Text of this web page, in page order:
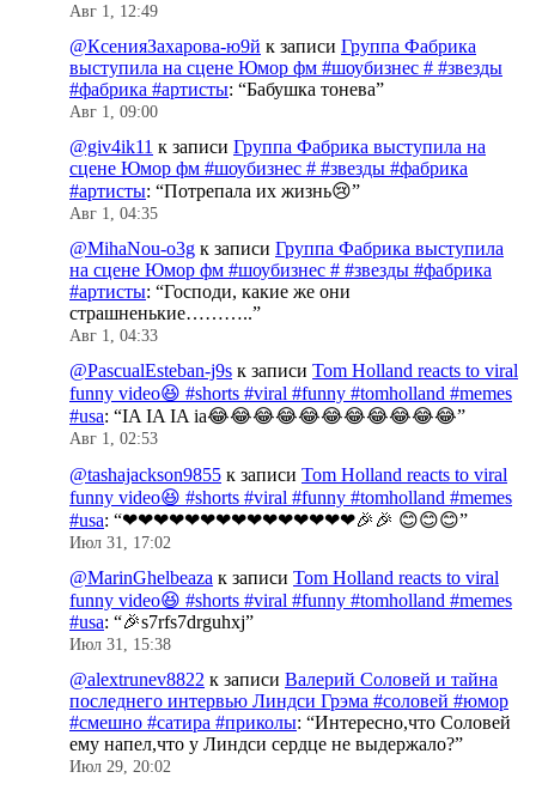
Авг 1, 12:49
@КсенияЗахарова-ю9й к записи Группа Фабрика
выступила на сцене Юмор фм #шоубизнес # #звезды
#фабрика #артисты: “Бабушка тонева”
Авг 1, 09:00
@giv4ik11 к записи Группа Фабрика выступила на
сцене Юмор фм #шоубизнес # #звезды #фабрика
#артисты: “Потрепала их жизнь😢”
Авг 1, 04:35
@MihaNou-o3g к записи Группа Фабрика выступила
на сцене Юмор фм #шоубизнес # #звезды #фабрика
#артисты: “Господи, какие же они
страшненькие………..”
Авг 1, 04:33
@PascualEsteban-j9s к записи Tom Holland reacts to viral
funny video😆 #shorts #viral #funny #tomholland #memes
#usa: “IA IA IA ia😂😂😂😂😂😂😂😂😂😂😂”
Авг 1, 02:53
@tashajackson9855 к записи Tom Holland reacts to viral
funny video😆 #shorts #viral #funny #tomholland #memes
#usa: “❤❤❤❤❤❤❤❤❤❤❤❤❤❤❤🎉🎉 😊😊😊”
Июл 31, 17:02
@MarinGhelbeaza к записи Tom Holland reacts to viral
funny video😆 #shorts #viral #funny #tomholland #memes
#usa: “🎉s7rfs7drguhxj”
Июл 31, 15:38
@alextrunev8822 к записи Валерий Соловей и тайна
последнего интервью Линдси Грэма #соловей #юмор
#смешно #сатира #приколы: “Интересно,что Соловей
ему напел,что у Линдси сердце не выдержало?”
Июл 29, 20:02